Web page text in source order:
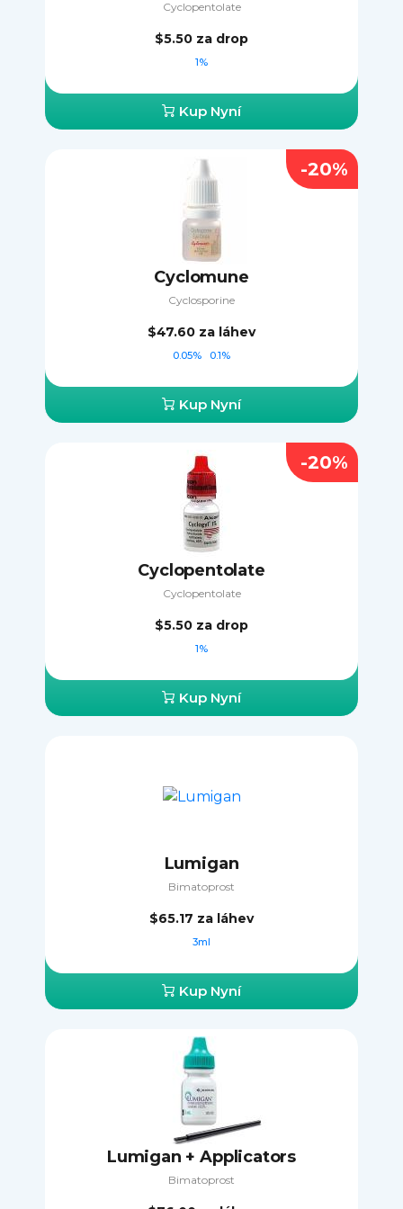
Cyclopentolate
$5.50 za drop
1%
Kup Nyní
Cyclomune
Cyclosporine
$47.60 za láhev
0.05% 0.1%
Kup Nyní
-20%
Cyclopentolate
Cyclopentolate
$5.50 za drop
1%
Kup Nyní
-20%
Lumigan
Bimatoprost
$65.17 za láhev
3ml
Kup Nyní
Lumigan + Applicators
Bimatoprost